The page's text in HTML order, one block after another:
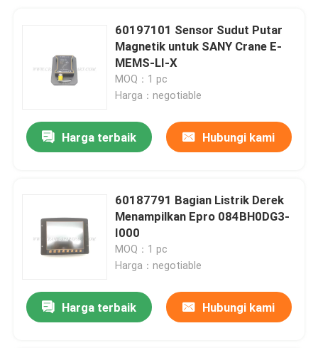
60197101 Sensor Sudut Putar
Magnetik untuk SANY Crane E-
MEMS-LI-X
MOQ：1 pc
Harga：negotiable
Harga terbaik Hubungi kami
60187791 Bagian Listrik Derek
Menampilkan Epro 084BH0DG3-
I000
MOQ：1 pc
Harga：negotiable
Harga terbaik Hubungi kami